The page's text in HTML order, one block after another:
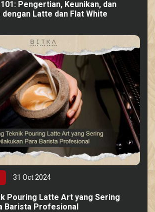
Pengertian, Keunikan, dan
Latte dan Flat White
31 Oct 2024
Pouring Latte Art yang Sering
Barista Profesional